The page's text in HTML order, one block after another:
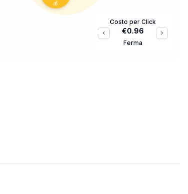
Costo per Click
€1.05
Ferma